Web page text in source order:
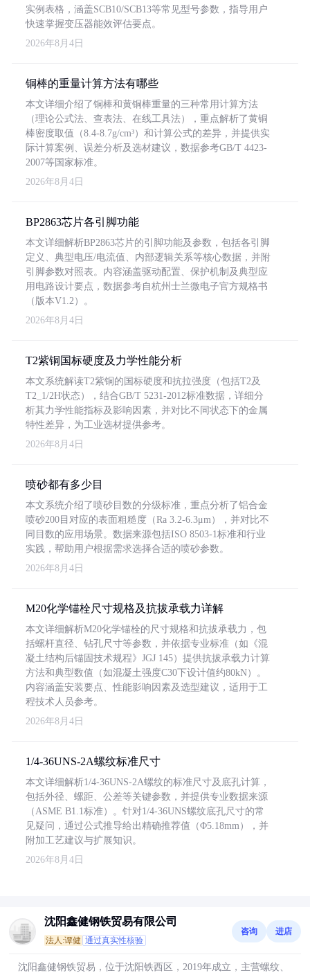
实例表格，涵盖SCB10/SCB13等常见型号参数，指导用户
快速掌握变压器能效评估要点。
2026年8月4日
铜棒的重量计算方法有哪些
本文详细介绍了铜棒和黄铜棒重量的三种常用计算方法
（理论公式法、查表法、在线工具法），重点解析了黄铜
棒密度取值（8.4-8.7g/cm³）和计算公式的差异，并提供实
际计算案例、误差分析及选材建议，数据参考GB/T 4423-
2007等国家标准。
2026年8月4日
BP2863芯片各引脚功能
本文详细解析BP2863芯片的引脚功能及参数，包括各引脚
定义、典型电压/电流值、内部逻辑关系等核心数据，并附
引脚参数对照表。内容涵盖驱动配置、保护机制及典型应
用电路设计要点，数据参考自杭州士兰微电子官方规格书
（版本V1.2）。
2026年8月4日
T2紫铜国标硬度及力学性能分析
本文系统解读T2紫铜的国标硬度和抗拉强度（包括T2及
T2_1/2H状态），结合GB/T 5231-2012标准数据，详细分
析其力学性能指标及影响因素，并对比不同状态下的金属
特性差异，为工业选材提供参考。
2026年8月4日
喷砂都有多少目
本文系统介绍了喷砂目数的分级标准，重点分析了铝合金
喷砂200目对应的表面粗糙度（Ra 3.2-6.3μm），并对比不
同目数的应用场景。数据来源包括ISO 8503-1标准和行业
实践，帮助用户根据需求选择合适的喷砂参数。
2026年8月4日
M20化学锚栓尺寸规格及抗拔承载力详解
本文详细解析M20化学锚栓的尺寸规格和抗拔承载力，包
括螺杆直径、钻孔尺寸等参数，并依据专业标准（如《混
凝土结构后锚固技术规程》JGJ 145）提供抗拔承载力计算
方法和典型数值（如混凝土强度C30下设计值约80kN）。
内容涵盖安装要点、性能影响因素及选型建议，适用于工
程技术人员参考。
2026年8月4日
1/4-36UNS-2A螺纹标准尺寸
本文详细解析1/4-36UNS-2A螺纹的标准尺寸及底孔计算，
包括外径、螺距、公差等关键参数，并提供专业数据来源
（ASME B1.1标准）。针对1/4-36UNS螺纹底孔尺寸的常
见疑问，通过公式推导给出精确推荐值（Φ5.18mm），并
附加工艺建议与扩展知识。
2026年8月4日
沈阳鑫健钢铁贸易有限公司
法人:谭健 通过真实性核验
咨询 进店
沈阳鑫健钢铁贸易，位于沈阳铁西区，2019年成立，主营螺纹、